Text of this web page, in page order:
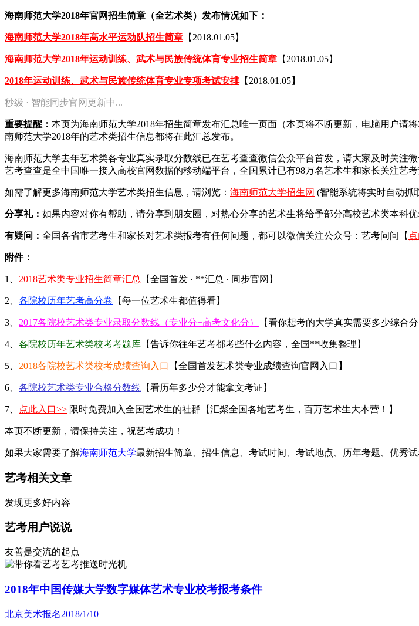
海南师范大学2018年官网招生简章（全艺术类）发布情况如下：
海南师范大学2018年高水平运动队招生简章 【2018.01.05】
海南师范大学2018年运动训练、武术与民族传统体育专业招生简章 【2018.01.05】
2018年运动训练、武术与民族传统体育专业专项考试安排【2018.01.05】
秒级 · 智能同步官网更新中...
重要提醒： 本页为海南师范大学2018年招生简章发布汇总唯一页面（本页将不断更新，电脑用户
南师范大学2018年的艺术类招生信息都将在此汇总发布。
海南师范大学去年艺术类各专业真实录取分数线已在艺考查查微信公众平台首发， 请大家及时关注
艺考查查是全中国唯一接入高校官网数据的移动端平台，全国累计已有98万名艺术生和家长关注艺考
如需了解更多海南师范大学艺术类招生信息，请浏览： 海南师范大学招生网 (智能系统将实时自动抓
分享礼： 如果内容对你有帮助，请分享到朋友圈，对热心分享的艺术生将给予部分高校艺术类本科
有疑问： 全国各省市艺考生和家长对艺术类报考有任何问题，都可以微信关注公众号：艺考问问【
附件：
1、 2018艺术类专业招生简章汇总 【全国首发 · **汇总 · 同步官网】
2、 各院校历年艺考高分卷 【每一位艺术生都值得看】
3、 2017各院校艺术类专业录取分数线（专业分+高考文化分） 【看你想考的大学真实需要多少综合分
4、 各院校历年艺术类校考考题库 【告诉你往年艺考都考些什么内容，全国**收集整理】
5、 2018各院校艺术类校考成绩查询入口 【全国首发艺术类专业成绩查询官网入口】
6、 各院校艺术类专业合格分数线 【看历年多少分才能拿文考证】
7、 点此入口>> 限时免费加入全国艺术生的社群【汇聚全国各地艺考生，百万艺术生大本营！】
本页不断更新，请保持关注，祝艺考成功！
如果大家需要了解海南师范大学最新招生简章、招生信息、考试时间、考试地点、历年考题、优秀
艺考相关文章
发现更多好内容
艺考用户说说
友善是交流的起点
艺考推送时光机
2018年中国传媒大学数字媒体艺术专业校考报考条件
北京美术报名2018/1/10